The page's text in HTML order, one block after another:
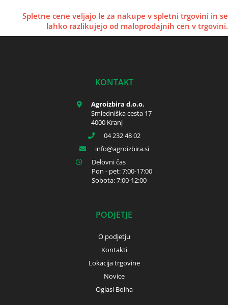
Spletne cene veljajo le za nakupe v spletni trgovini in se
lahko razlikujejo od maloprodajnih cen v trgovini.
KONTAKT
Agroizbira d.o.o.
Smledniška cesta 17
4000 Kranj
04 232 48 02
info
agroizbira.si
Delovni čas
Pon - pet: 7:00-17:00
Sobota: 7:00-12:00
PODJETJE
O podjetju
Kontakti
Lokacija trgovine
Novice
Oglasi Bolha